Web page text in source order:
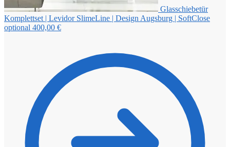
Glasschiebetür
Komplettset | Levidor SlimeLine | Design Augsburg | SoftClose
optional 400,00 €